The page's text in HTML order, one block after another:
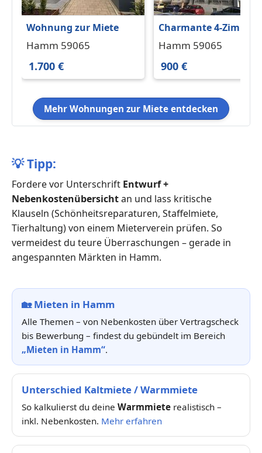
Wohnung zur Miete
Hamm 59065
1.700 €
Charmante 4-Zimmer-
Wohnung mit
Gäste-WC in der
Hamm 59065
900 €
Mehr Wohnungen zur Miete entdecken
💡Tipp:
Fordere vor Unterschrift Entwurf +
Nebenkostenübersichtan und lass kritische
Klauseln (Schönheitsreparaturen, Staffelmiete,
Tierhaltung) von einem Mieterverein prüfen. So
vermeidest du teure Überraschungen – gerade in
angespannten Märkten in Hamm.
🏡Mieten in Hamm
Alle Themen – von Nebenkosten über Vertragscheck
bis Bewerbung – findest du gebündelt im Bereich
„Mieten in Hamm“.
Unterschied Kaltmiete / Warmmiete
So kalkulierst du deine Warmmiete realistisch –
inkl. Nebenkosten. Mehr erfahren